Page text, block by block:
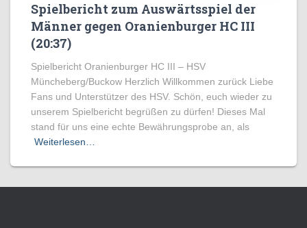
Spielbericht zum Auswärtsspiel der
Männer gegen Oranienburger HC III
(20:37)
Spielbericht Oranienburger HC III – HSV
Müncheberg/Buckow Herzlich Willkommen zurück Liebe
Fans und Unterstützer des HSV. Schön, euch wieder zu
unserem Spielbericht begrüßen zu dürfen! Dieses Mal
stand für uns eine echte Bewährungsprobe an, als
Weiterlesen…